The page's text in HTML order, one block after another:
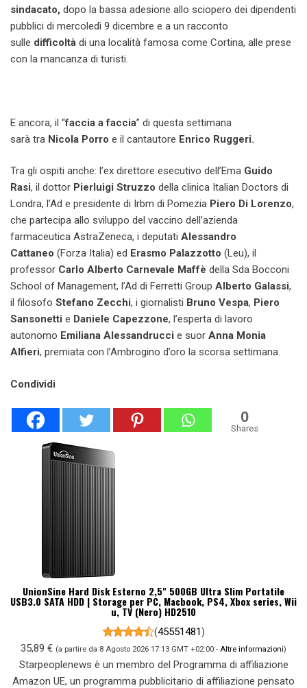
sindacato, dopo la bassa adesione allo sciopero dei dipendenti
pubblici di mercoledì 9 dicembre e a un racconto
sulle difficoltà di una località famosa come Cortina, alle prese
con la mancanza di turisti.
E ancora, il “faccia a faccia” di questa settimana
sarà tra Nicola Porro e il cantautore Enrico Ruggeri.
Tra gli ospiti anche: l’ex direttore esecutivo dell’Ema Guido
Rasi, il dottor Pierluigi Struzzo della clinica Italian Doctors di
Londra, l’Ad e presidente di Irbm di Pomezia Piero Di Lorenzo,
che partecipa allo sviluppo del vaccino dell’azienda
farmaceutica AstraZeneca, i deputati Alessandro
Cattaneo (Forza Italia) ed Erasmo Palazzotto (Leu), il
professor Carlo Alberto Carnevale Maffè della Sda Bocconi
School of Management, l’Ad di Ferretti Group Alberto Galassi,
il filosofo Stefano Zecchi, i giornalisti Bruno Vespa, Piero
Sansonetti e Daniele Capezzone, l’esperta di lavoro
autonomo Emiliana Alessandrucci e suor Anna Monia
Alfieri, premiata con l’Ambrogino d’oro la scorsa settimana.
Condividi
0
Shares
UnionSine Hard Disk Esterno 2,5" 500GB Ultra Slim Portatile
USB3.0 SATA HDD | Storage per PC, Macbook, PS4, Xbox series, Wii
u, TV (Nero) HD2510
(45551481)
35,89 € (a partire da 8 Agosto 2026 17:13 GMT +02:00 - Altre informazioni)
Starpeoplenews è un membro del Programma di affiliazione
Amazon UE, un programma pubblicitario di affiliazione pensato